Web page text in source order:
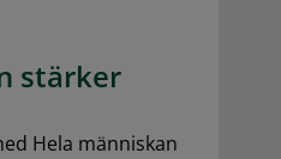
stärker
Hela människan